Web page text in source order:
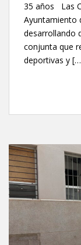
35 años Las
Ayuntamiento
desarrollando
conjunta que
deportivas y